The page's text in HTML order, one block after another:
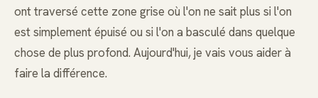
ont traversé cette zone grise où l'on ne sait plus si l'on
est simplement épuisé ou si l'on a basculé dans quelque
chose de plus profond. Aujourd'hui, je vais vous aider à
faire la différence.